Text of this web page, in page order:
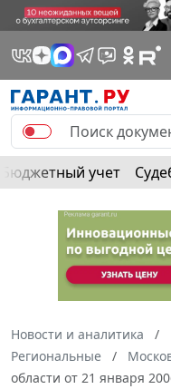
Бюджетный учет
Новости и аналитика
Региональные
области от 21 января